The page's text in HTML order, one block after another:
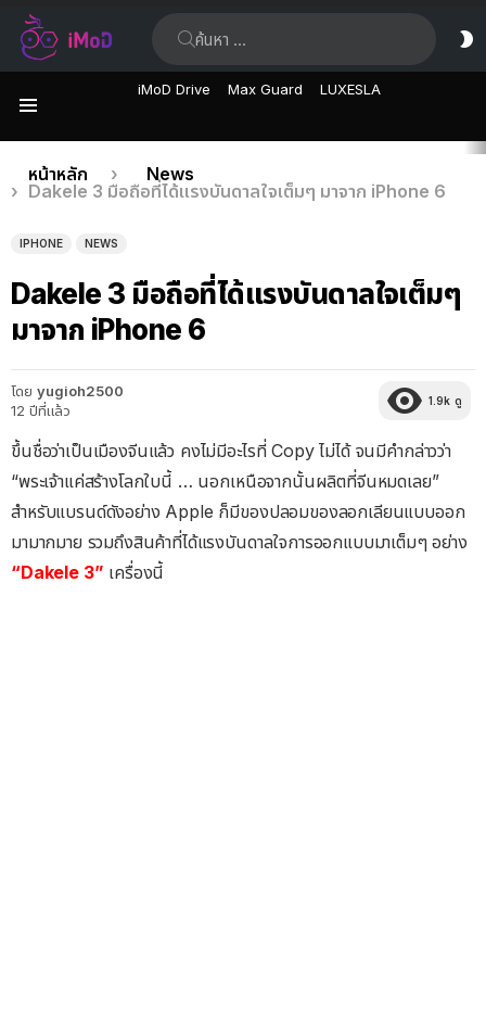
iMoD Drive Max Guard LUXESLA
เรื่อง
ล่าสุด
คุณอยู่ที่นี่:
หน้าหลัก
News
Dakele 3 มือถือที่ได้แรงบันดาลใจเต็มๆ มาจาก iPhone 6
IPHONE NEWS
Dakele 3 มือถือที่ได้แรงบันดาลใจเต็มๆ
มาจาก iPhone 6
โดย yugioh2500
12 ปีที่แล้ว
1.9k ดู
ขึ้นชื่อว่าเป็นเมืองจีนแล้ว คงไม่มีอะไรที่ Copy ไม่ได้ จนมีคำกล่าวว่า
“พระเจ้าแค่สร้างโลกใบนี้ … นอกเหนือจากนั้นผลิตที่จีนหมดเลย”
สำหรับแบรนด์ดังอย่าง Apple ก็มีของปลอมของลอกเลียนแบบออก
มามากมาย รวมถึงสินค้าที่ได้แรงบันดาลใจการออกแบบมาเต็มๆ อย่าง
“Dakele 3” เครื่องนี้